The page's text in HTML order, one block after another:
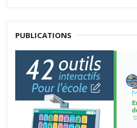
PUBLICATIONS